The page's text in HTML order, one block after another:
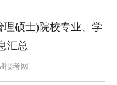
理硕士)院校专业、学
汇总
报考网